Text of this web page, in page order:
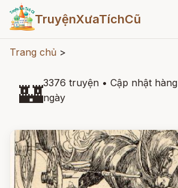
TruyệnXưaTíchCũ
Trang chủ >
🏰3376 truyện • Cập nhật hàng
ngày